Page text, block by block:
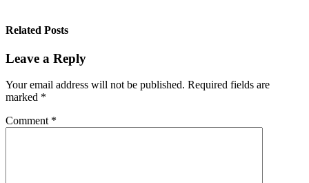
Related Posts
Leave a Reply
Your email address will not be published. Required fields are
marked *
Comment *